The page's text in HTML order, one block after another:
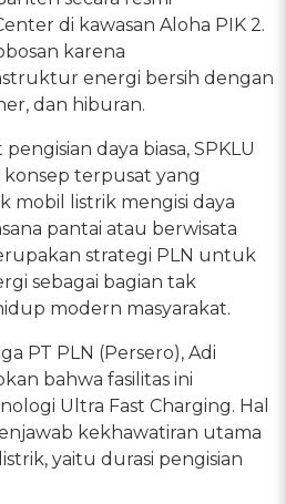
di kawasan Aloha PIK 2.
karena
energi bersih dengan
dan hiburan.
daya biasa, SPKLU
terpusat yang
mobil listrik mengisi daya
pantai atau berwisata
strategi PLN untuk
sebagai bagian tak
modern masyarakat.
PT PLN (Persero), Adi
bahwa fasilitas ini
Ultra Fast Charging. Hal
kekhawatiran utama
yaitu durasi pengisian